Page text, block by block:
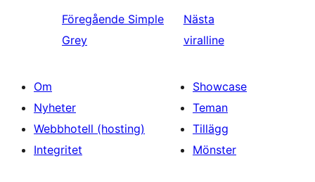
Föregående Simple
Grey
Nästa
viralline
Om
Nyheter
Webbhotell (hosting)
Integritet
Showcase
Teman
Tillägg
Mönster